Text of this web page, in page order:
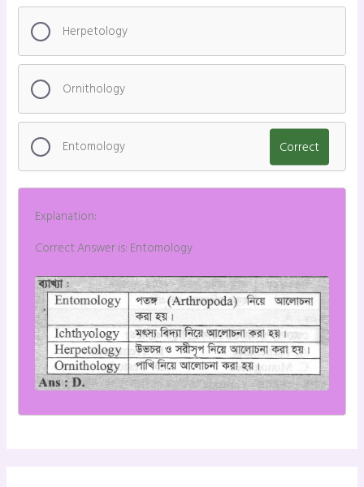
Herpetology
Ornithology
Entomology Correct
Explanation:
Correct Answer is: Entomology